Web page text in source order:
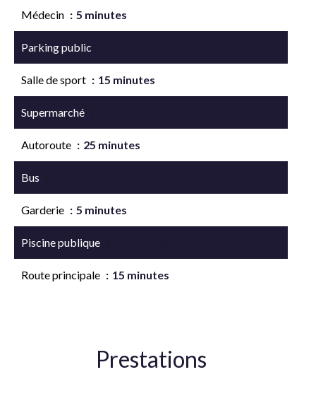
Médecin 5 minutes
Parking public
Salle de sport 15 minutes
Supermarché
Autoroute 25 minutes
Bus
Garderie 5 minutes
Piscine publique
Route principale 15 minutes
Prestations